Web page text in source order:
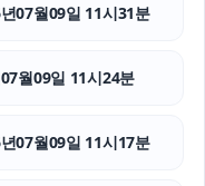
트립닷컴 할인코드
07월09일 11시31분
월09일 11시24분
07월09일 11시17분